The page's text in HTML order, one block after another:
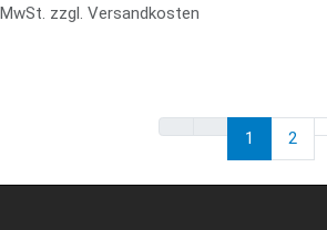
zzgl. Versandkosten
1 2